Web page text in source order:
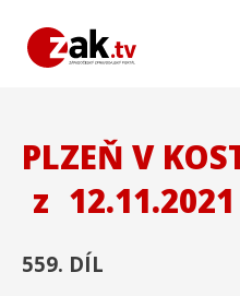
PLZEŇ V
z 12.11.2021
559. DÍL